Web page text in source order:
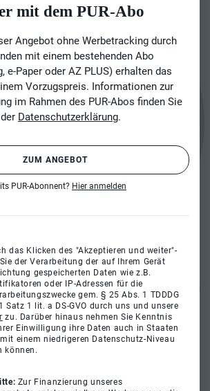
mit dem PUR-Abo
Angebot ohne Werbetracking durch
mit einem bestehenden Abo
e-Paper oder AZ PLUS) erhalten das
Vorzugspreis. Informationen zur
im Rahmen des PUR-Abos finden Sie
Datenschutzerklärung.
ZUM ANGEBOT
PUR-Abonnent? Hier anmelden
das Klicken des "Akzeptieren und weiter"-
der Verarbeitung der auf Ihrem Gerät
gespeicherten Daten wie z.B.
oder IP-Adressen für die
gem. § 25 Abs. 1 TDDDG
Satz 1 lit. a DS-GVO durch uns und unsere
zu. Darüber hinaus nehmen Sie Kenntnis
Einwilligung ihre Daten auch in Staaten
einem niedrigeren Datenschutz-Niveau
können.
Zur Finanzierung unseres